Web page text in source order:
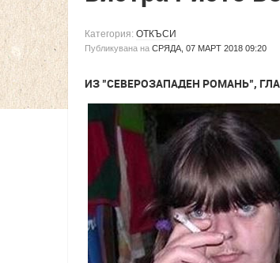
Категория: ОТКЪСИ
Публикувана на СРЯДА, 07 МАРТ 2018 09:20
ИЗ "СЕВЕРОЗАПАДЕН РОМАНЬ",